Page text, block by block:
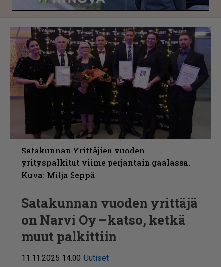
Satakunnan Yrittäjien vuoden
yrityspalkitut viime perjantain gaalassa.
Kuva: Milja Seppä
Satakunnan vuoden yrittäjä
on Narvi Oy – katso, ketkä
muut palkittiin
11.11.2025 14.00 Uutiset